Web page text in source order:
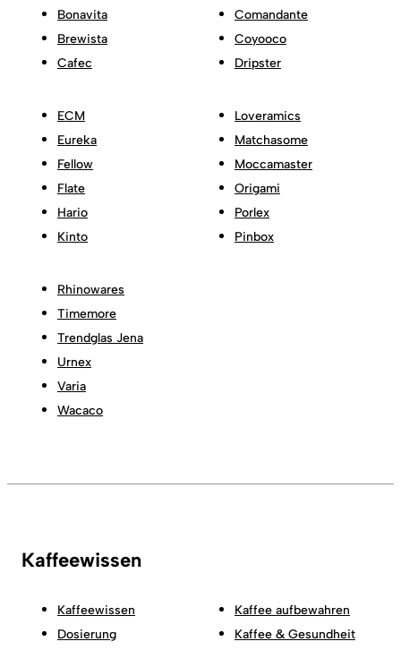
Bonavita
Brewista
Cafec
Comandante
Coyooco
Dripster
ECM
Eureka
Fellow
Flate
Hario
Kinto
Loveramics
Matchasome
Moccamaster
Origami
Porlex
Pinbox
Rhinowares
Timemore
Trendglas Jena
Urnex
Varia
Wacaco
Kaffeewissen
Kaffeewissen
Dosierung
Kaffee aufbewahren
Kaffee & Gesundheit